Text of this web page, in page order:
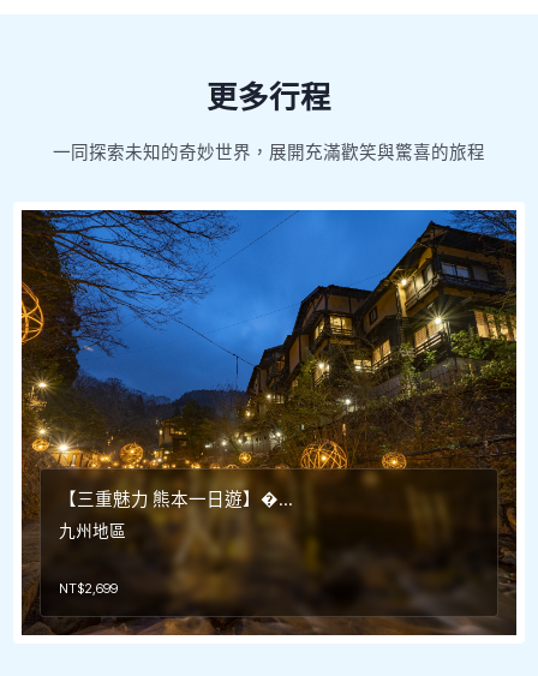
更多行程
一同探索未知的奇妙世界，展開充滿歡笑與驚喜的旅程
【三重魅力 熊本一日遊】�...
九州地區
NT$2,699